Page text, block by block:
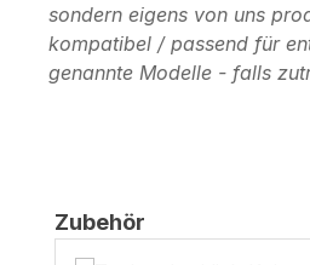
sondern eigens von uns
kompatibel / passend für
genannte Modelle - falls
Produktgalerie überspringen
Zubehör